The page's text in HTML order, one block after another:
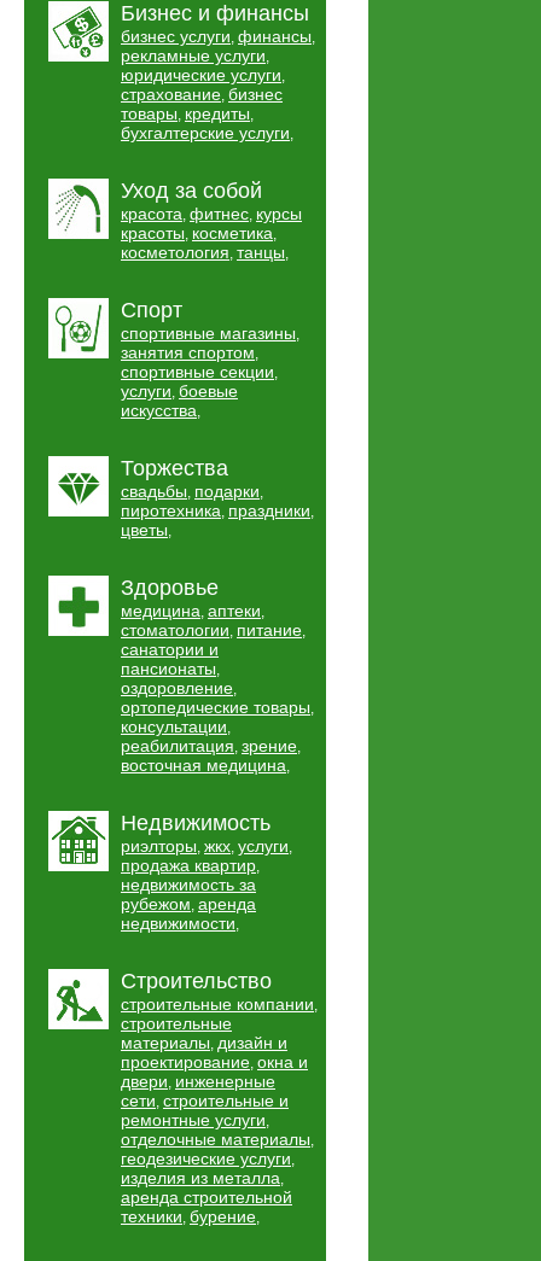
Бизнес и финансы
бизнес услуги, финансы,
рекламные услуги,
юридические услуги,
страхование, бизнес
товары, кредиты,
бухгалтерские услуги,
Уход за собой
красота, фитнес, курсы
красоты, косметика,
косметология, танцы,
Спорт
спортивные магазины,
занятия спортом,
спортивные секции,
услуги, боевые
искусства,
Торжества
свадьбы, подарки,
пиротехника, праздники,
цветы,
Здоровье
медицина, аптеки,
стоматологии, питание,
санатории и
пансионаты,
оздоровление,
ортопедические товары,
консультации,
реабилитация, зрение,
восточная медицина,
Недвижимость
риэлторы, жкх, услуги,
продажа квартир,
недвижимость за
рубежом, аренда
недвижимости,
Строительство
строительные компании,
строительные
материалы, дизайн и
проектирование, окна и
двери, инженерные
сети, строительные и
ремонтные услуги,
отделочные материалы,
геодезические услуги,
изделия из металла,
аренда строительной
техники, бурение,